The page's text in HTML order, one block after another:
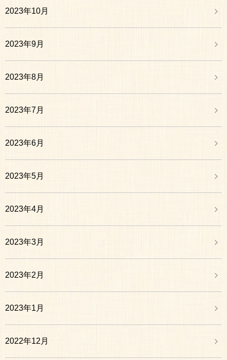
2023年10月
2023年9月
2023年8月
2023年7月
2023年6月
2023年5月
2023年4月
2023年3月
2023年2月
2023年1月
2022年12月